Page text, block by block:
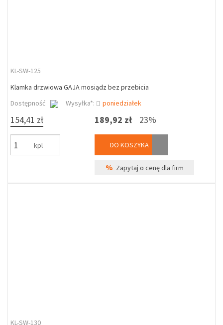
KL-SW-125
Klamka drzwiowa GAJA mosiądz bez przebicia
Dostępność
Wysyłka*: poniedziałek
154,41 zł
kpl
189,92 zł 23%
DO KOSZYKA
% Zapytaj o cenę dla firm
KL-SW-130